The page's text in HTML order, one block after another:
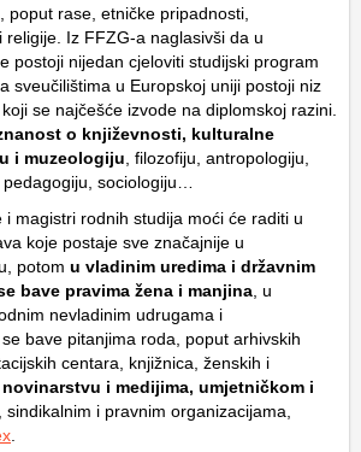
poput rase, etničke pripadnosti,
religije. Iz FFZG-a naglasivši da u
postoji nijedan cjeloviti studijski program
sveučilištima u Europskoj uniji postoji niz
se najčešće izvode na diplomskoj razini.
o književnosti, kulturalne
i muzeologiju , filozofiju, antropologiju,
sociologiju…
i magistri rodnih studija moći će raditi u
koje postaje sve značajnije u
potom u vladinim uredima i državnim
bave pravima žena i manjina , u
nevladinim udrugama i
bave pitanjima roda, poput arhivskih
centara, knjižnica, ženskih i
i medijima, umjetničkom i
, sindikalnim i pravnim organizacijama,